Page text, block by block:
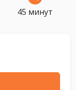
45 минут